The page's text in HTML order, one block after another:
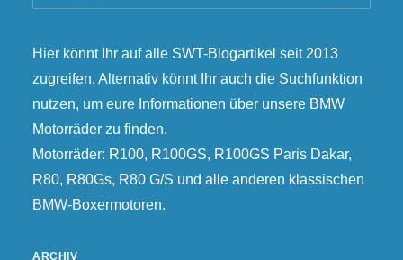
Hier könnt Ihr auf alle SWT-Blogartikel seit 2013
zugreifen. Alternativ könnt Ihr auch die Suchfunktion
nutzen, um eure Informationen über unsere BMW
Motorräder zu finden.
Motorräder: R100, R100GS, R100GS Paris Dakar,
R80, R80Gs, R80 G/S und alle anderen klassischen
BMW-Boxermotoren.
ARCHIV